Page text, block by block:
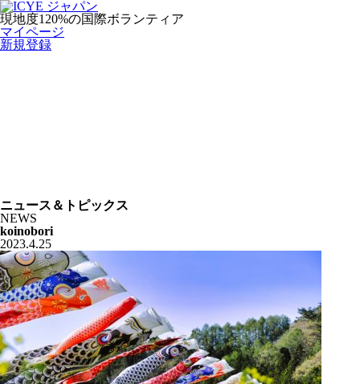
現地度120%の国際ボランティア
マイページ
新規登録
ニュース＆トピックス
NEWS
koinobori
2023.4.25